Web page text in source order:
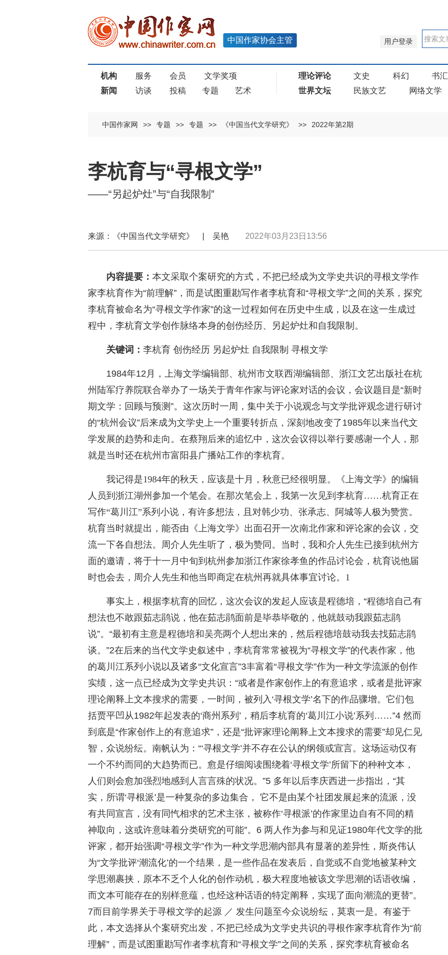
用户登录
中国作家协会主管
机构 服务 会员
文学奖项
新闻
访谈 投稿 专题 艺术
理论评论 文史 科幻 书汇
世界文坛
民族文艺 网络文学
中国作家网 >> 专题 >> 专题 >> 《中国当代文学研究》 >> 2022年第2期
李杭育与“寻根文学”
——“另起炉灶”与“自我限制”
来源：《中国当代文学研究》 | 吴艳 2022年03月23日13:56
内容提要： 本文采取个案研究的方式，不把已经成为文学史共识的寻根文学作
家李杭育作为“前理解”，而是试图重勘写作者李杭育和“寻根文学”之间的关系，探究
李杭育被命名为“寻根文学作家”的这一过程如何在历史中生成，以及在这一生成过
程中，李杭育文学创作脉络本身的创伤经历、另起炉灶和自我限制。
关键词： 李杭育 创伤经历 另起炉灶 自我限制 寻根文学
1984年12月，上海文学编辑部、杭州市文联西湖编辑部、浙江文艺出版社在杭
州陆军疗养院联合举办了一场关于青年作家与评论家对话的会议，会议题目是“新时
期文学：回顾与预测”。这次历时一周，集中关于小说观念与文学批评观念进行研讨
的“杭州会议”后来成为文学史上一个重要转折点，深刻地改变了1985年以来当代文
学发展的趋势和走向。在蔡翔后来的追忆中，这次会议得以举行要感谢一个人，那
就是当时还在杭州市富阳县广播站工作的李杭育。
我记得是1984年的秋天，应该是十月，秋意已经很明显。《上海文学》的编辑
人员到浙江湖州参加一个笔会。在那次笔会上，我第一次见到李杭育……杭育正在
写作“葛川江”系列小说，有许多想法，且对韩少功、张承志、阿城等人极为赞赏。
杭育当时就提出，能否由《上海文学》出面召开一次南北作家和评论家的会议，交
流一下各自想法。周介人先生听了，极为赞同。当时，我和介人先生已接到杭州方
面的邀请，将于十一月中旬到杭州参加浙江作家徐孝鱼的作品讨论会，杭育说他届
时也会去，周介人先生和他当即商定在杭州再就具体事宜讨论。1
事实上，根据李杭育的回忆，这次会议的发起人应该是程德培，“程德培自己有
想法也不敢跟茹志鹃说，他在茹志鹃面前是毕恭毕敬的，他就鼓动我跟茹志鹃
说”。“最初有主意是程德培和吴亮两个人想出来的，然后程德培鼓动我去找茹志鹃
谈。”2在后来的当代文学史叙述中，李杭育常常被视为“寻根文学”的代表作家，他
的葛川江系列小说以及诸多“文化宣言”3丰富着“寻根文学”作为一种文学流派的创作
实绩，这一点已经成为文学史共识：“或者是作家创作上的有意追求，或者是批评家
理论阐释上文本搜求的需要，一时间，被列入‘寻根文学’名下的作品骤增。它们包
括贾平凹从1982年起发表的‘商州系列’，稍后李杭育的‘葛川江小说’系列……”4 然而
到底是“作家创作上的有意追求”，还是“批评家理论阐释上文本搜求的需要”却见仁见
智，众说纷纭。南帆认为：“‘寻根文学’并不存在公认的纲领或宣言。这场运动仅有
一个不约而同的大趋势而已。愈是仔细阅读围绕着‘寻根文学’所留下的种种文本，
人们则会愈加强烈地感到人言言殊的状况。”5 多年以后李庆西进一步指出，“其
实，所谓‘寻根派’是一种复杂的多边集合， 它不是由某个社团发展起来的流派，没
有共同宣言，没有同忾相求的艺术主张，被称作‘寻根派’的作家里边自有不同的精
神取向，这或许意味着分类研究的可能”。6 两人作为参与和见证1980年代文学的批
评家，都开始强调“寻根文学”作为一种文学思潮内部具有显著的差异性，斯炎伟认
为“文学批评‘潮流化’的一个结果，是一些作品在发表后，自觉或不自觉地被某种文
学思潮裹挟，原本不乏个人化的创作动机，极大程度地被该文学思潮的话语收编，
而文本可能存在的别样意蕴，也经这种话语的特定阐释，实现了面向潮流的更替”。
7而目前学界关于寻根文学的起源 ／ 发生问题至今众说纷纭，莫衷一是。有鉴于
此，本文选择从个案研究出发，不把已经成为文学史共识的寻根作家李杭育作为“前
理解”，而是试图重勘写作者李杭育和“寻根文学”之间的关系，探究李杭育被命名